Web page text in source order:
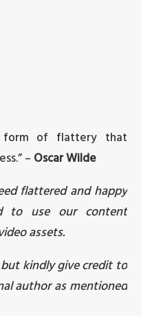
form of flattery that
– Oscar Wilde
flattered and happy
to use our content
assets.
kindly give credit to
author as mentioned